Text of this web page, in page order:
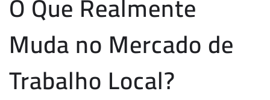
Muda no Mercado de
Trabalho Local?